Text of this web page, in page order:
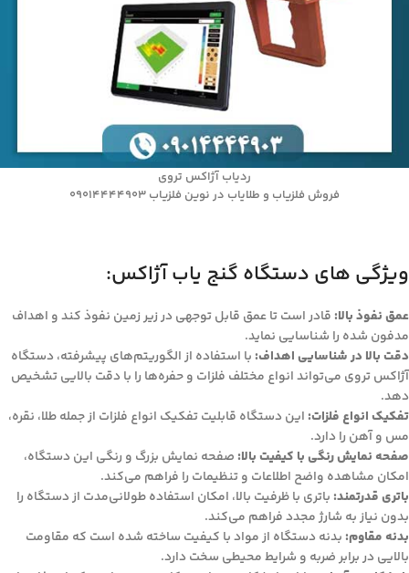
ردیاب آژاکس تروی
فروش فلزیاب و طلایاب در نوین فلزیاب 09014444903
ویژگی های دستگاه گنج یاب آژاکس:
عمق نفوذ بالا: قادر است تا عمق قابل توجهی در زیر زمین نفوذ کند و اهداف
مدفون شده را شناسایی نماید.
دقت بالا در شناسایی اهداف: با استفاده از الگوریتم‌های پیشرفته، دستگاه
آژاکس تروی می‌تواند انواع مختلف فلزات و حفره‌ها را با دقت بالایی تشخیص
دهد.
تفکیک انواع فلزات: این دستگاه قابلیت تفکیک انواع فلزات از جمله طلا، نقره،
مس و آهن را دارد.
صفحه نمایش رنگی با کیفیت بالا: صفحه نمایش بزرگ و رنگی این دستگاه،
امکان مشاهده واضح اطلاعات و تنظیمات را فراهم می‌کند.
باتری قدرتمند: باتری با ظرفیت بالا، امکان استفاده طولانی‌مدت از دستگاه را
بدون نیاز به شارژ مجدد فراهم می‌کند.
بدنه مقاوم: بدنه دستگاه از مواد با کیفیت ساخته شده است که مقاومت
بالایی در برابر ضربه و شرایط محیطی سخت دارد.